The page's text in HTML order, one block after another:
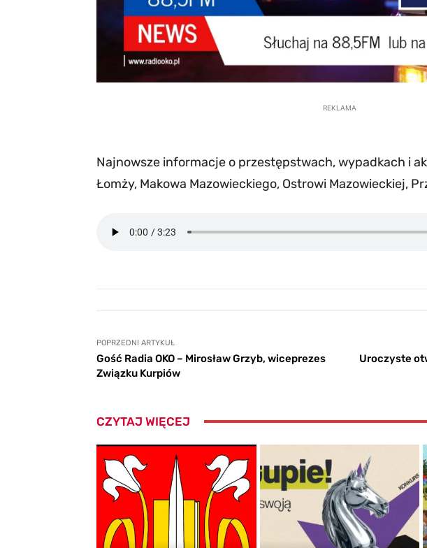
REKLAMA
Najnowsze informacje o przestępstwach, wypadkach i
Łomży, Makowa Mazowieckiego, Ostrowi Mazowieckiej,
POPRZEDNI ARTYKUŁ
Gość Radia OKO – Mirosław Grzyb, wiceprezes
Związku Kurpiów
Uroczyste
CZYTAJ WIĘCEJ